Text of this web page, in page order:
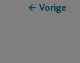
← Vorige